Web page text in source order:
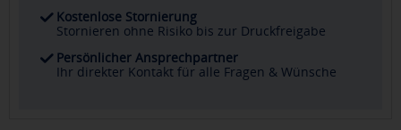
Kostenlose Stornierung
Stornieren ohne Risiko bis zur Druckfreigabe
Persönlicher Ansprechpartner
Ihr direkter Kontakt für alle Fragen & Wünsche